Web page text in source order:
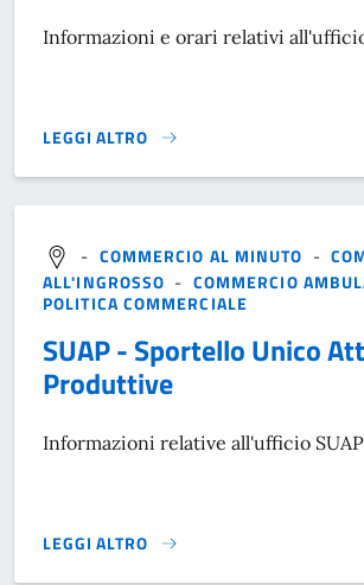
Informazioni e orari relativi
LEGGI ALTRO
}
- COMMERCIO AL MINUTO -
ALL'INGROSSO - COMMERCIO
POLITICA COMMERCIALE
SUAP - Sportello Unico
Produttive
Informazioni relative all'ufficio
LEGGI ALTRO
}